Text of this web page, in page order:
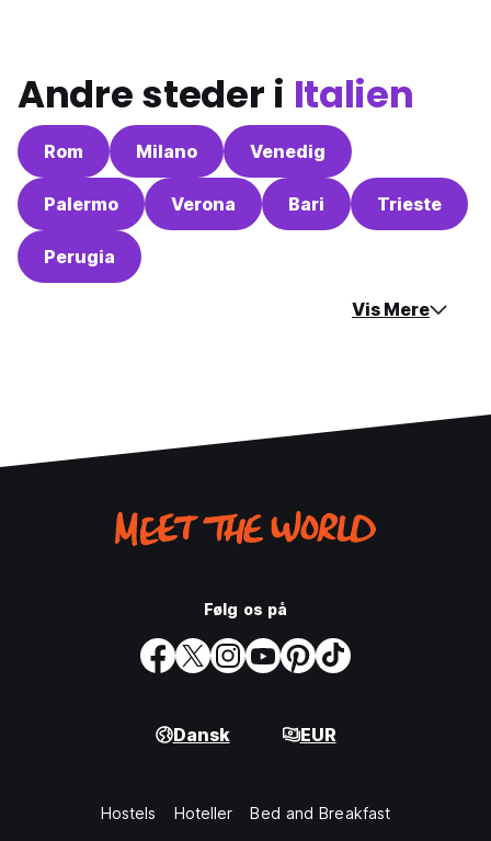
Andre steder i Italien
Rom Milano Venedig
Palermo Verona Bari Trieste
Perugia
Vis Mere
Følg os på
Dansk EUR
Hostels Hoteller Bed and Breakfast